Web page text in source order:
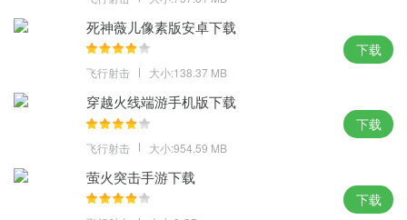
死神薇儿像素版安卓下载
飞行射击 大小:138.37 MB
下载
穿越火线端游手机版下载
飞行射击 大小:954.59 MB
下载
萤火突击手游下载
下载